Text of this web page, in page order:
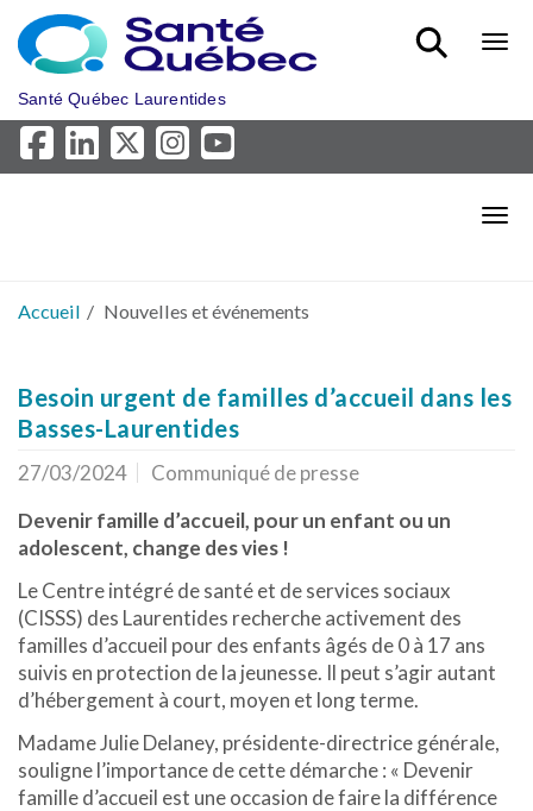
Aller au menu principal
Santé Québec Laurentides
Accueil Nouvelles et événements
Besoin urgent de familles d’accueil dans les
Basses-Laurentides
27/03/2024
Communiqué de presse
Devenir famille d’accueil, pour un enfant ou un
adolescent, change des vies !
Le Centre intégré de santé et de services sociaux
(CISSS) des Laurentides recherche activement des
familles d’accueil pour des enfants âgés de 0 à 17 ans
suivis en protection de la jeunesse. Il peut s’agir autant
d’hébergement à court, moyen et long terme.
Madame Julie Delaney, présidente-directrice générale,
souligne l’importance de cette démarche : « Devenir
famille d’accueil est une occasion de faire la différence